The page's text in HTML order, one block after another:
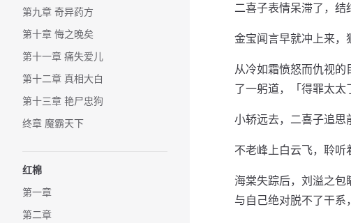
第九章 奇异药方
第十章 悔之晚矣
第十一章 痛失爱儿
第十二章 真相大白
第十三章 艳尸忠狗
终章 魔霸天下
红棉
第一章
第二章
二喜子表情呆滞了，
金宝闻言早就冲上来，
从冷如霜愤怒而仇视
了一躬道，「得罪太太
小轿远去，二喜子追思
不老峰上白云飞，聆听
海棠失踪后，刘溢之包
与自己绝对脱不了干系